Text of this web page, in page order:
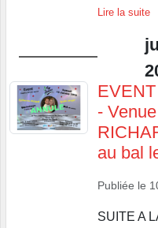
Lire la suite
-
au bal
Publiée le
SUITE A